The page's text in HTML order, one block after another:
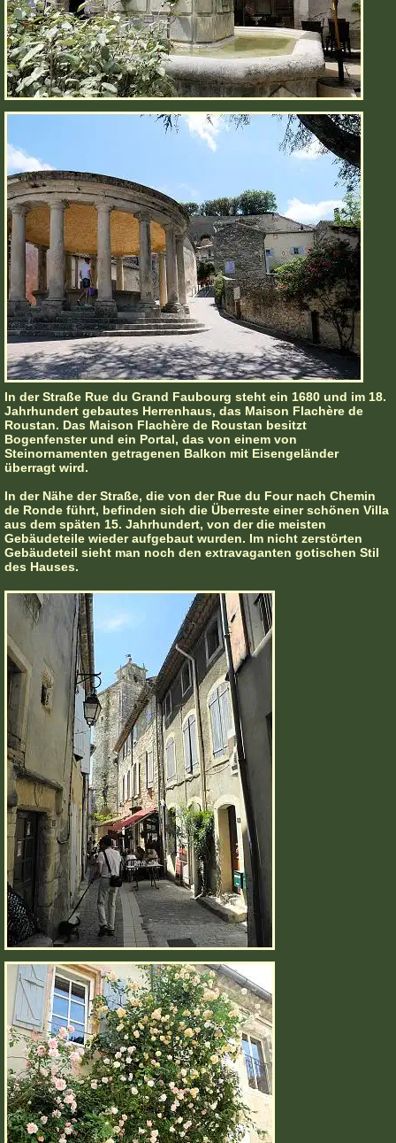
In der Straße Rue du Grand Faubourg steht ein 1680 und im 18.
Jahrhundert gebautes Herrenhaus, das Maison Flachère de
Roustan. Das Maison Flachère de Roustan besitzt
Bogenfenster und ein Portal, das von einem von
Steinornamenten getragenen Balkon mit Eisengeländer
überragt wird.
In der Nähe der Straße, die von der Rue du Four nach Chemin
de Ronde führt, befinden sich die Überreste einer schönen Villa
aus dem späten 15. Jahrhundert, von der die meisten
Gebäudeteile wieder aufgebaut wurden. Im nicht zerstörten
Gebäudeteil sieht man noch den extravaganten gotischen Stil
des Hauses.